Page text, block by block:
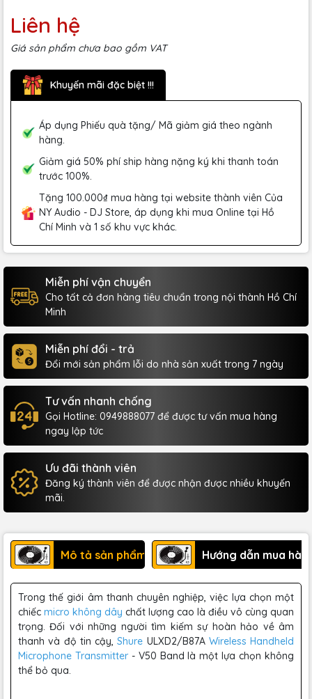
Liên hệ
Giá sản phẩm chưa bao gồm VAT
Khuyến mãi đặc biệt !!!
Áp dụng Phiếu quà tặng/ Mã giảm giá theo ngành
hàng.
Giảm giá 50% phí ship hàng nặng ký khi thanh toán
trước 100%.
Tặng 100.000₫ mua hàng tại website thành viên Của
NY Audio - DJ Store, áp dụng khi mua Online tại Hồ
Chí Minh và 1 số khu vực khác.
Miễn phí vận chuyển
Cho tất cả đơn hàng tiêu chuẩn trong nội thành Hồ Chí
Minh
Miễn phí đổi - trả
Đổi mới sản phẩm lỗi do nhà sản xuất trong 7 ngày
Tư vấn nhanh chống
Gọi Hotline: 0949888077 để được tư vấn mua hàng
ngay lập tức
Ưu đãi thành viên
Đăng ký thành viên để được nhận được nhiều khuyến
mãi.
Mô tả sản phẩm Hướng dẫn mua
Trong thế giới âm thanh chuyên nghiệp, việc lựa chọn một
chiếc micro không dây chất lượng cao là điều vô cùng quan
trọng. Đối với những người tìm kiếm sự hoàn hảo về âm
thanh và độ tin cậy,Shure ULXD2/B87A Wireless Handheld
Microphone Transmitter- V50 Band là một lựa chọn không
thể bỏ qua.